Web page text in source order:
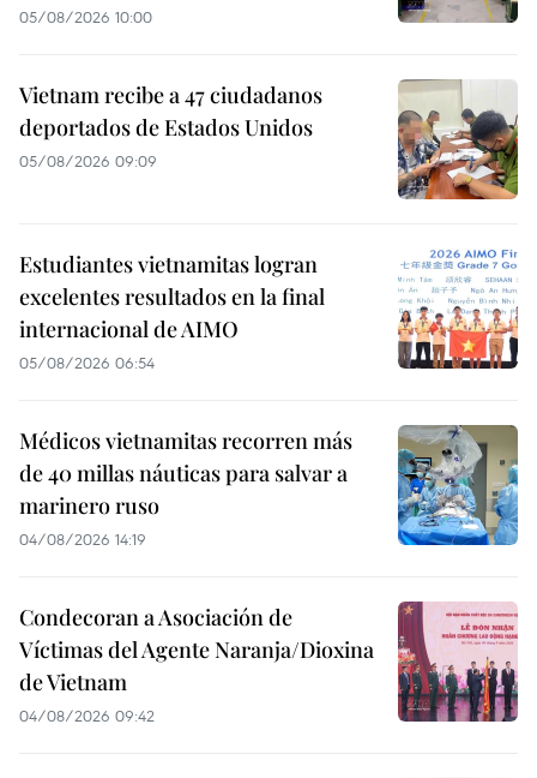
05/08/2026 10:00
Vietnam recibe a 47 ciudadanos
deportados de Estados Unidos
05/08/2026 09:09
Estudiantes vietnamitas logran
excelentes resultados en la final
internacional de AIMO
05/08/2026 06:54
Médicos vietnamitas recorren más
de 40 millas náuticas para salvar a
marinero ruso
04/08/2026 14:19
Condecoran a Asociación de
Víctimas del Agente Naranja/Dioxina
de Vietnam
04/08/2026 09:42